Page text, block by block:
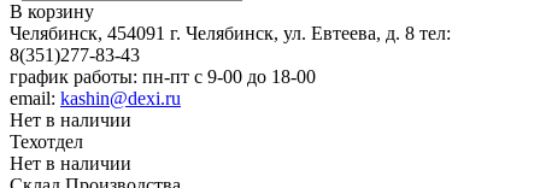
В корзину
Челябинск, 454091 г. Челябинск, ул. Евтеева, д. 8 тел:
8(351)277-83-43
график работы: пн-пт с 9-00 до 18-00
email: kashin@dexi.ru
Нет в наличии
Техотдел
Нет в наличии